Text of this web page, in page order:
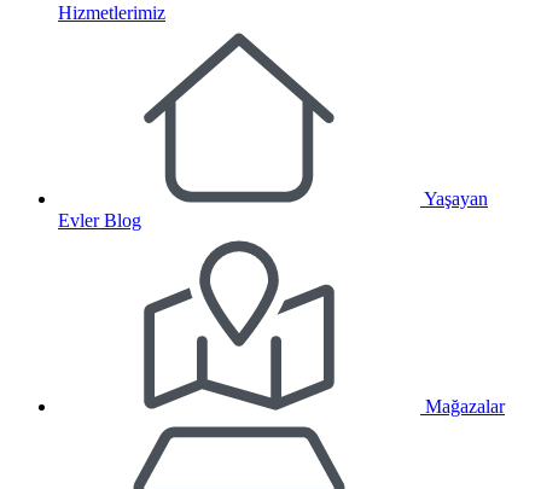
Hizmetlerimiz
Yaşayan
Evler Blog
Mağazalar